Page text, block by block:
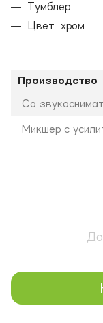
Тумблер
Цвет: хром
Производство
Со
Микшер с